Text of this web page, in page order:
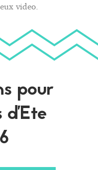
video.
pour
d'Ete